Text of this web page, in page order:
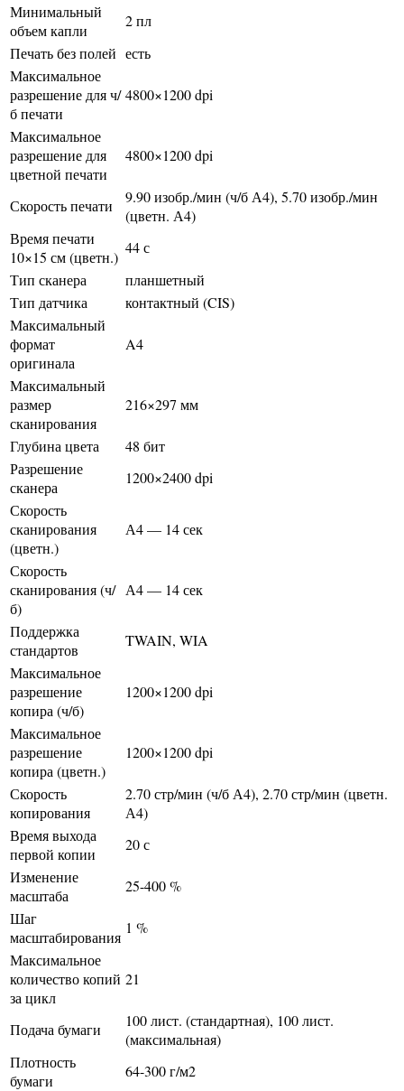
Минимальный
объем капли
2 пл
Печать без полей есть
Максимальное
разрешение для ч/
б печати
4800×1200 dpi
Максимальное
разрешение для
цветной печати
4800×1200 dpi
Скорость печати
9.90 изобр./мин (ч/б А4), 5.70 изобр./мин
(цветн. А4)
Время печати
10×15 см (цветн.)
44 с
Тип сканера
планшетный
Тип датчика
контактный (CIS)
Максимальный
формат
оригинала
A4
Максимальный
размер
сканирования
216×297 мм
Глубина цвета
48 бит
Разрешение
сканера
1200×2400 dpi
Скорость
сканирования
(цветн.)
А4 — 14 сек
Скорость
сканирования (ч/
б)
А4 — 14 сек
Поддержка
стандартов
TWAIN, WIA
Максимальное
разрешение
копира (ч/б)
1200×1200 dpi
Максимальное
разрешение
копира (цветн.)
1200×1200 dpi
Скорость
копирования
2.70 стр/мин (ч/б А4), 2.70 стр/мин (цветн.
А4)
Время выхода
первой копии
20 с
Изменение
масштаба
25-400 %
Шаг
масштабирования
1 %
Максимальное
количество копий
за цикл
21
Подача бумаги
100 лист. (стандартная), 100 лист.
(максимальная)
Плотность
бумаги
64-300 г/м2